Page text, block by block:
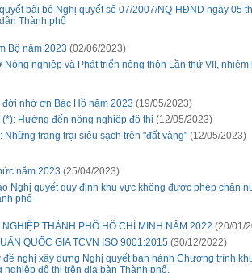
bãi bỏ Nghị quyết số 07/2007/NQ-HĐND ngày 05
Thành phố
Bộ năm 2023 (02/06/2023)
nghiệp và Phát triển nông thôn Lần thứ VII, nhiệm
nhớ ơn Bác Hồ năm 2023 (19/05/2023)
Hướng đến nông nghiệp đô thị (12/05/2023)
Những trang trại siêu sạch trên "đất vàng" (12/05/2023)
năm 2023 (25/04/2023)
Nghị quyết quy định khu vực không được phép chăn
phố
THÀNH PHỐ HỒ CHÍ MINH NĂM 2022 (20/01/
QUỐC GIA TCVN ISO 9001:2015 (30/12/2022)
đề nghị xây dựng Nghị quyết ban hành Chương trình
nghiệp đô thị trên địa bàn Thành phố.